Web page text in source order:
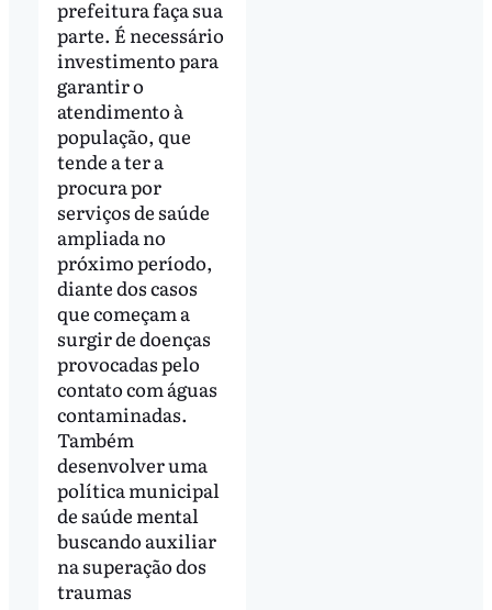
prefeitura faça sua
parte. É necessário
investimento para
garantir o
atendimento à
população, que
tende a ter a
procura por
serviços de saúde
ampliada no
próximo período,
diante dos casos
que começam a
surgir de doenças
provocadas pelo
contato com águas
contaminadas.
Também
desenvolver uma
política municipal
de saúde mental
buscando auxiliar
na superação dos
traumas